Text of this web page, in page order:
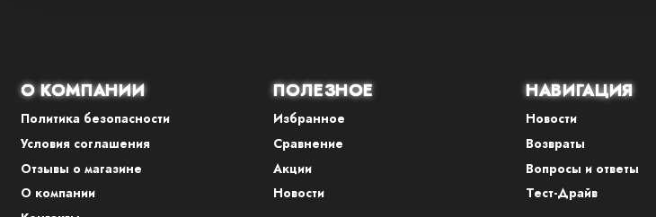
О КОМПАНИИ
Политика безопасности
Условия соглашения
Отзывы о магазине
О компании
ПОЛЕЗНОЕ
Избранное
Сравнение
Акции
Новости
НАВИГАЦИЯ
Новости
Возвраты
Вопросы и ответы
Тест-Драйв